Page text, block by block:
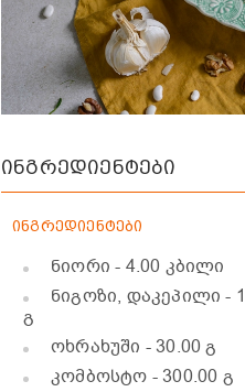
ინგრედიენტები
ინგრედიენტები
ნიორი- 4.00 კბილი
ნიგოზი, დაკეპილი-
გ
ოხრახუში - 30.00 გ
კომბოსტო - 300.00 გ